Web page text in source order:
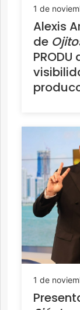
1 de
Alexis
de
1 de